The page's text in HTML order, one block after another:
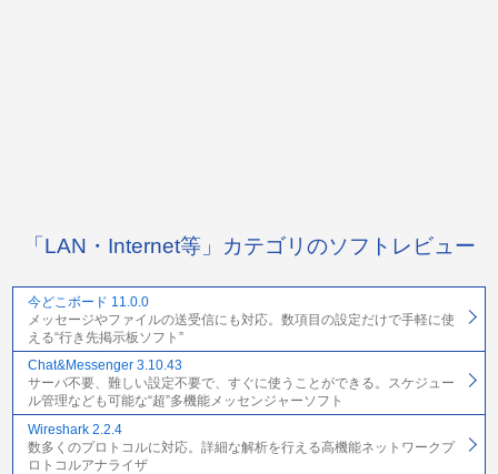
「LAN・Internet等」カテゴリのソフトレビュー
今どこボード 11.0.0
メッセージやファイルの送受信にも対応。数項目の設定だけで手軽に使
える“行き先掲示板ソフト”
Chat&Messenger 3.10.43
サーバ不要、難しい設定不要で、すぐに使うことができる。スケジュー
ル管理なども可能な“超”多機能メッセンジャーソフト
Wireshark 2.2.4
数多くのプロトコルに対応。詳細な解析を行える高機能ネットワークプ
ロトコルアナライザ